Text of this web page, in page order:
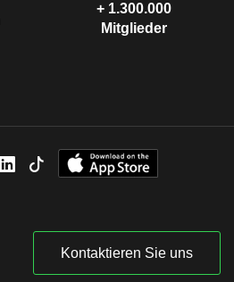
+ 1.300.000
Mitglieder
Kontaktieren Sie uns